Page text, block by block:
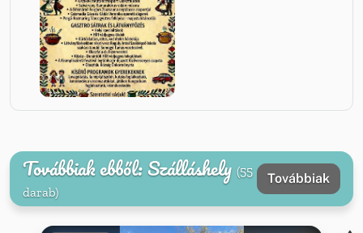
Továbbiak ebből: Szálláshely (55
darab)
Továbbiak